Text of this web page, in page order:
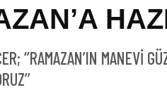
‘’RAMAZAN’IN MANEVİ